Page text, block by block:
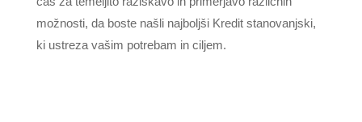
možnosti, da boste našli najboljši Kredit stanovanjski,
ki ustreza vašim potrebam in ciljem.